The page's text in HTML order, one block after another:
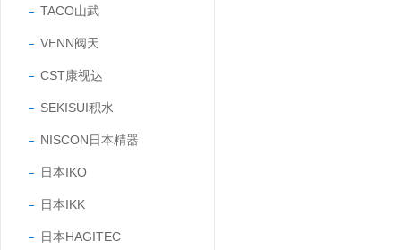
TACO山武
VENN阀天
CST康视达
SEKISUI积水
NISCON日本精器
日本IKO
日本IKK
日本HAGITEC